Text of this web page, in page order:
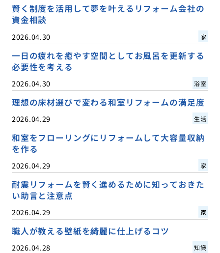
賢く制度を活用して夢を叶えるリフォーム会社の
資金相談
2026.04.30 家
一日の疲れを癒やす空間としてお風呂を更新する
必要性を考える
2026.04.30 浴室
理想の床材選びで変わる和室リフォームの満足度
2026.04.29 生活
和室をフローリングにリフォームして大容量収納
を作る
2026.04.29 家
耐震リフォームを賢く進めるために知っておきた
い助言と注意点
2026.04.29 家
職人が教える壁紙を綺麗に仕上げるコツ
2026.04.28 知識